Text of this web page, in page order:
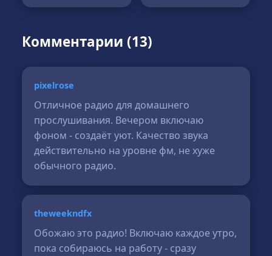
Комментарии (13)
pixelrose
Отличное радио для домашнего
прослушивания. Вечером включаю
фоном - создаёт уют. Качество звука
действительно на уровне фм, не хуже
обычного радио.
theweekndfx
Обожаю это радио! Включаю каждое утро,
пока собираюсь на работу - сразу